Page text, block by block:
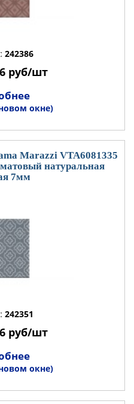
242386
руб/шт
окне)
Marazzi VTA6081335
натуральная
7мм
242351
руб/шт
окне)